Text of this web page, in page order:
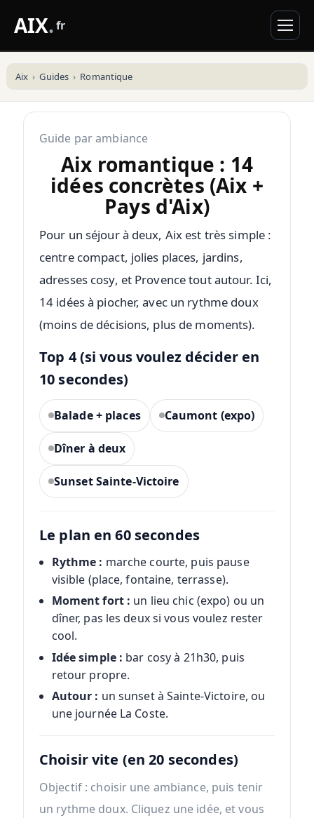
AIX.fr
Aix Guides Romantique
Guide par ambiance
Aix romantique : 14
idées concrètes (Aix +
Pays d'Aix)
Pour un séjour à deux, Aix est très simple :
centre compact, jolies places, jardins,
adresses cosy, et Provence tout autour. Ici,
14 idées à piocher, avec un rythme doux
(moins de décisions, plus de moments).
Top 4 (si vous voulez décider en
10 secondes)
Balade + places Caumont (expo)
Dîner à deux
Sunset Sainte-Victoire
Le plan en 60 secondes
Rythme : marche courte, puis pause
visible (place, fontaine, terrasse).
Moment fort : un lieu chic (expo) ou un
dîner, pas les deux si vous voulez rester
cool.
Idée simple : bar cosy à 21h30, puis
retour propre.
Autour : un sunset à Sainte-Victoire, ou
une journée La Coste.
Choisir vite (en 20 secondes)
Objectif : choisir une ambiance, puis tenir
un rythme doux. Cliquez une idée, et vous